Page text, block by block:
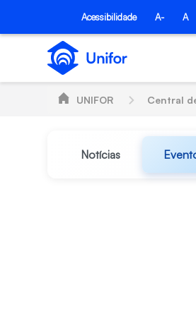
Pular para o Conteúdo principal
Acessibilidade A- A
UNIFOR Central
Notícias